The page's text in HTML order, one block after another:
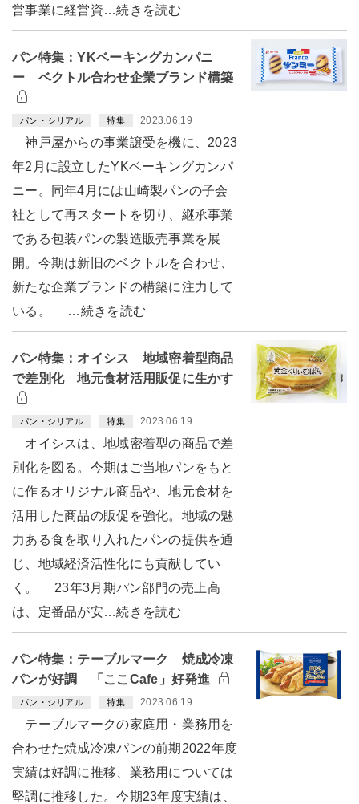
営事業に経営資…続きを読む
パン特集：YKベーキングカンパニ
ー ベクトル合わせ企業ブランド構築
パン・シリアル 特集 2023.06.19
神戸屋からの事業譲受を機に、2023
年2月に設立したYKベーキングカンパ
ニー。同年4月には山崎製パンの子会
社として再スタートを切り、継承事業
である包装パンの製造販売事業を展
開。今期は新旧のベクトルを合わせ、
新たな企業ブランドの構築に注力して
いる。 …続きを読む
パン特集：オイシス 地域密着型商品
で差別化 地元食材活用販促に生かす
パン・シリアル 特集 2023.06.19
オイシスは、地域密着型の商品で差
別化を図る。今期はご当地パンをもと
に作るオリジナル商品や、地元食材を
活用した商品の販促を強化。地域の魅
力ある食を取り入れたパンの提供を通
じ、地域経済活性化にも貢献してい
く。 23年3月期パン部門の売上高
は、定番品が安…続きを読む
パン特集：テーブルマーク 焼成冷凍
パンが好調 「ここCafe」好発進
パン・シリアル 特集 2023.06.19
テーブルマークの家庭用・業務用を
合わせた焼成冷凍パンの前期2022年度
実績は好調に推移、業務用については
堅調に推移した。今期23年度実績は、